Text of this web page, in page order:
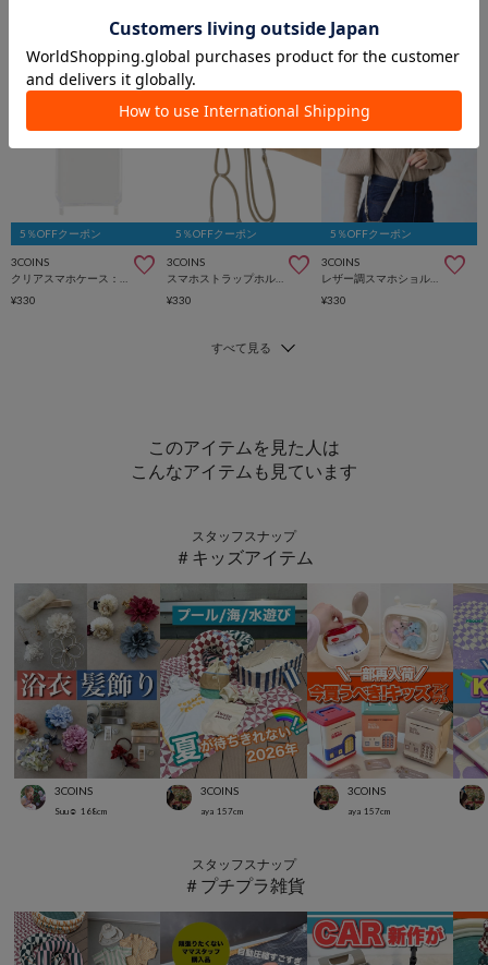
5％OFFクーポン
3COINS
¥330
5％OFFクーポン
3COINS
スマホストラップホルダー
¥330
5％OFFクーポン
3COINS
¥330
このアイテムを見た人は
こんなアイテムも見ています
スタッフスナップ
＃キッズアイテム
3COINS
Suu☺︎ 168cm
3COINS
aya 157cm
3COINS
aya 157cm
スタッフスナップ
＃プチプラ雑貨